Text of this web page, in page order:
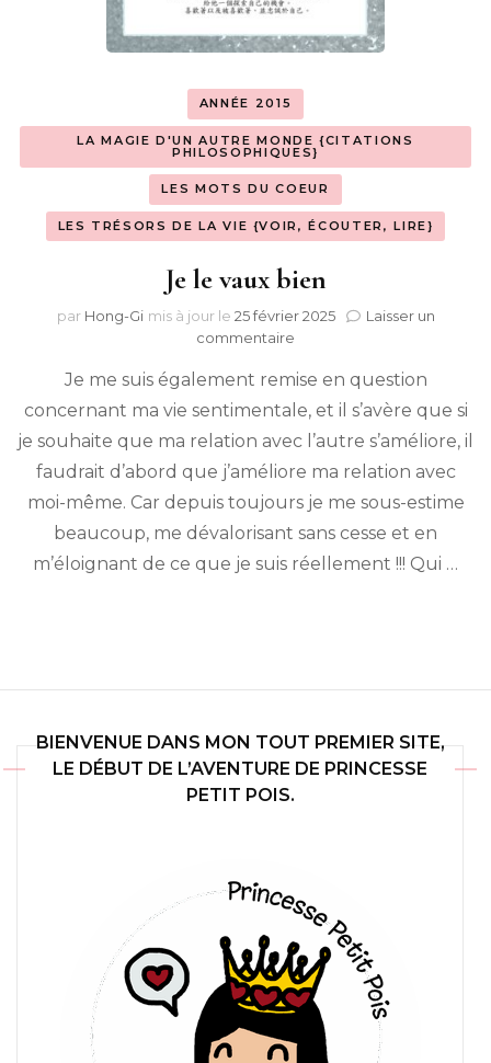
ANNÉE 2015
LA MAGIE D'UN AUTRE MONDE {CITATIONS
PHILOSOPHIQUES}
LES MOTS DU COEUR
LES TRÉSORS DE LA VIE {VOIR, ÉCOUTER, LIRE}
Je le vaux bien
par Hong-Gi mis à jour le 25 février 2025
Laisser un
commentaire
le
vaux
bien
Je me suis également remise en question
concernant ma vie sentimentale, et il s’avère que si
je souhaite que ma relation avec l’autre s’améliore, il
faudrait d’abord que j’améliore ma relation avec
moi-même. Car depuis toujours je me sous-estime
beaucoup, me dévalorisant sans cesse et en
m’éloignant de ce que je suis réellement !!! Qui …
BIENVENUE DANS MON TOUT PREMIER SITE,
LE DÉBUT DE L’AVENTURE DE PRINCESSE
PETIT POIS.